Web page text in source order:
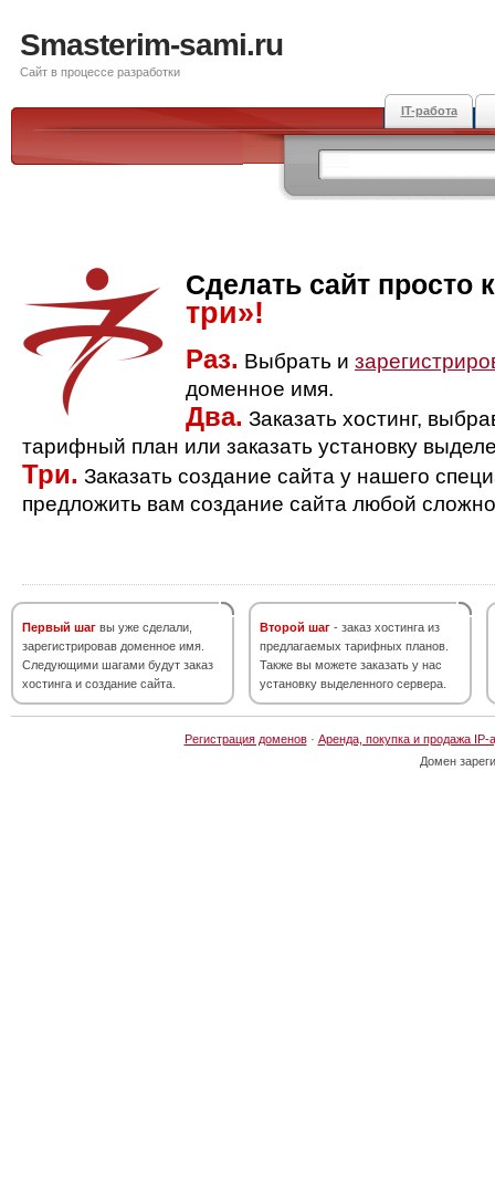
Smasterim-sami.ru
Сайт в процессе разработки
IT-работа
Сделать сайт просто
три»!
Раз. Выбрать и
доменное имя.
Два. Заказать хостинг,
тарифный план или заказать установку
Три. Заказать создание сайта у нашего
предложить вам создание сайта любой
Первый шаг вы уже сделали,
зарегистрировав доменное имя.
Следующими шагами будут заказ
хостинга и создание сайта.
Второй шаг - заказ хостинга из
предлагаемых тарифных планов.
Также вы можете заказать у нас
установку выделенного сервера.
Регистрация доменов· Аренда, покупка и продажа IP-
Домен